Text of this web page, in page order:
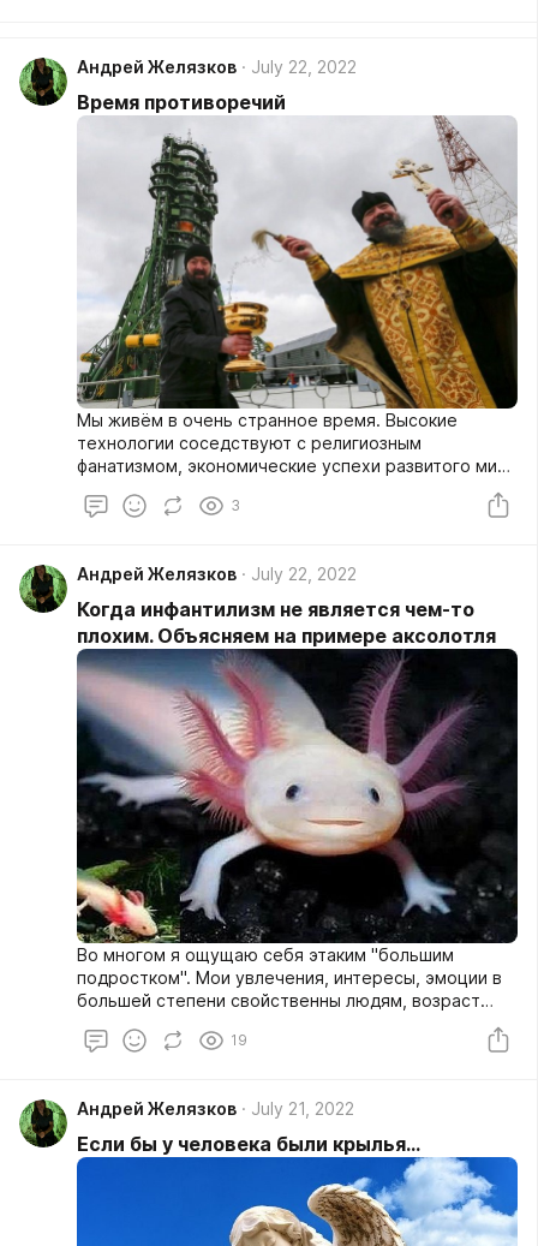
Андрей Желязков July 22, 2022
Время противоречий
Мы живём в очень странное время. Высокие
технологии соседствуют с религиозным
фанатизмом, экономические успехи развитого мира
планеты. Борцы за экологию призывают не
единомышленники требуют, чтобы в мире стало
меньше пластика и другой синтетики.
3
Андрей Желязков July 22, 2022
Когда инфантилизм не является чем-то
плохим. Объясняем на примере аксолотля
Во многом я ощущаю себя этаким "большим
подростком". Мои увлечения, интересы, эмоции в
большей степени свойственны людям, возраст
Однако я не считаю это каким-то своим
19
Андрей Желязков July 21, 2022
Если бы у человека были крылья...